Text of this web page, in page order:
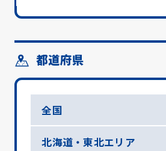
都道府県
全国
北海道・東北エリア